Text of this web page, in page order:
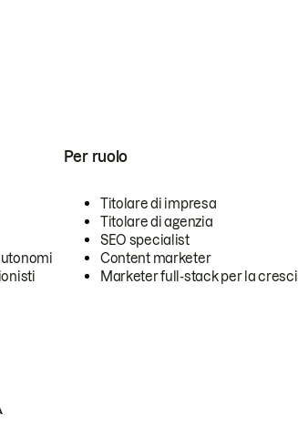
Per ruolo
Titolare di impresa
Titolare di agenzia
SEO specialist
Content marketer
Marketer full-stack per la